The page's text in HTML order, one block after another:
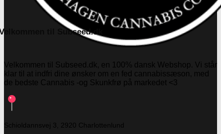
til Subseed.dk
Velkommen til Subseed.dk, en 100% dansk Webshop. Vi står
klar til at indfri dine ønsker om en fed cannabissæson, med
de bedste Cannabis -og Skunkfrø på markedet <3
Schioldannsvej 3, 2920 Charlottenlund